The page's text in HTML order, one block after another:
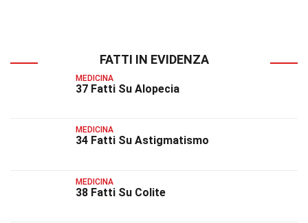
FATTI IN EVIDENZA
MEDICINA
37 Fatti Su Alopecia
MEDICINA
34 Fatti Su Astigmatismo
MEDICINA
38 Fatti Su Colite